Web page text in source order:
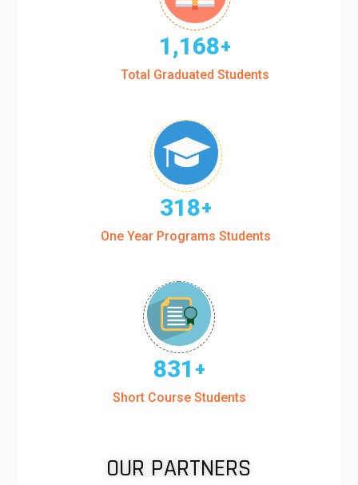
1,168+
Total Graduated Students
318+
One Year Programs Students
850 +
Short Course Students
OUR PARTNERS